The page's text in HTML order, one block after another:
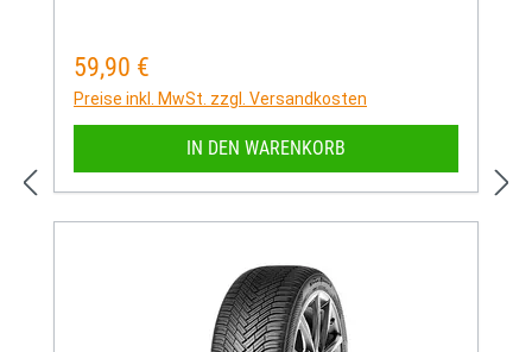
Regulärer Preis:
59,90 €
Preise inkl. MwSt. zzgl. Versandkosten
IN DEN WARENKORB